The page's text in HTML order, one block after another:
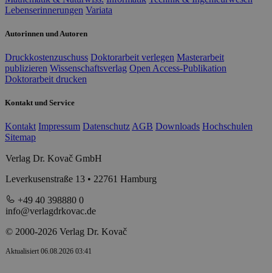
Lebenserinnerungen Variata
Autorinnen und Autoren
Druckkostenzuschuss Doktorarbeit verlegen Masterarbeit
publizieren Wissenschaftsverlag Open Access-Publikation
Doktorarbeit drucken
Kontakt und Service
Kontakt Impressum Datenschutz AGB Downloads Hochschulen
Sitemap
Verlag Dr. Kovač GmbH
Leverkusenstraße 13 • 22761 Hamburg
+49 40 398880 0
info@verlagdrkovac.de
© 2000-2026 Verlag Dr. Kovač
Aktualisiert 06.08.2026 03:41